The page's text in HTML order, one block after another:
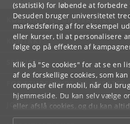
(statistik) for løbende at forbedre
Desuden bruger universitetet
markedsføring af for eksempel
eller kurser, til at personalisere
følge op på effekten af
Klik på "Se cookies" for at se en
af de forskellige cookies, som
computer eller mobil, når du
hjemmeside. Du kan selv vælge
eller afslå cookies, og du kan
underCookie- og privatlivspolitik
KØBENHAVNS UNIVERSITET
KONTAKT
SERVICES
FOR STUDERENDE OG ANSATTE
JOB OG KARRIERE